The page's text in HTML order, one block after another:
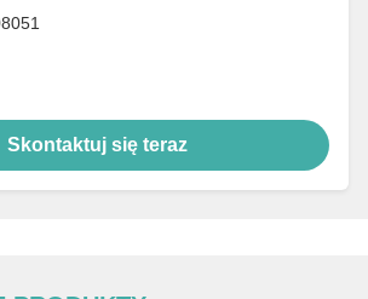
Skontaktuj się teraz